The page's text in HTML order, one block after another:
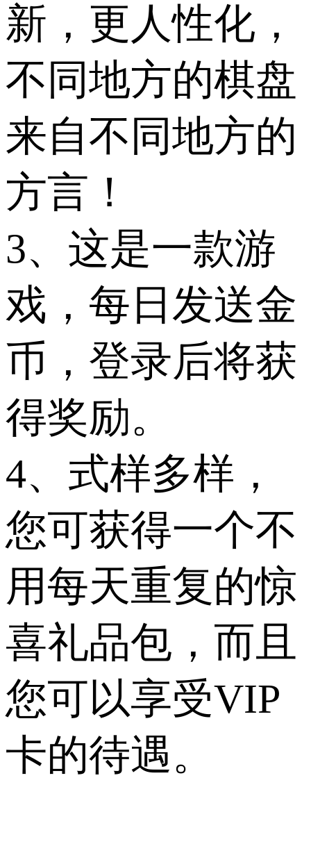
新，更人性化，
不同地方的棋盘
来自不同地方的
方言！
3、这是一款游
戏，每日发送金
币，登录后将获
得奖励。
4、式样多样，
您可获得一个不
用每天重复的惊
喜礼品包，而且
您可以享受VIP
卡的待遇。